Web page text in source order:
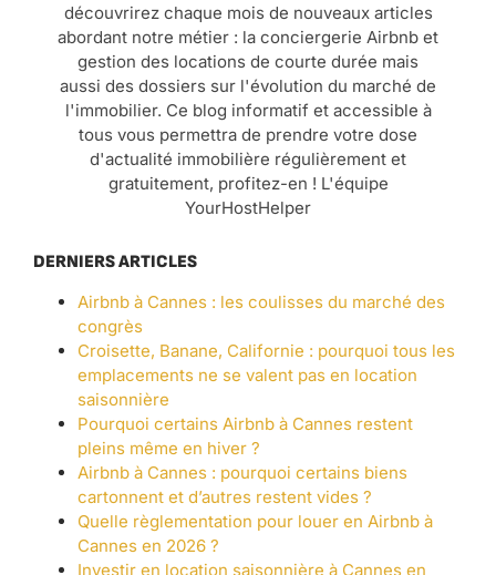
découvrirez chaque mois de nouveaux articles
abordant notre métier : la conciergerie Airbnb et
gestion des locations de courte durée mais
aussi des dossiers sur l'évolution du marché de
l'immobilier. Ce blog informatif et accessible à
tous vous permettra de prendre votre dose
d'actualité immobilière régulièrement et
gratuitement, profitez-en ! L'équipe
YourHostHelper
DERNIERS ARTICLES
Airbnb à Cannes : les coulisses du marché des
congrès
Croisette, Banane, Californie : pourquoi tous les
emplacements ne se valent pas en location
saisonnière
Pourquoi certains Airbnb à Cannes restent
pleins même en hiver ?
Airbnb à Cannes : pourquoi certains biens
cartonnent et d’autres restent vides ?
Quelle règlementation pour louer en Airbnb à
Cannes en 2026 ?
Investir en location saisonnière à Cannes en